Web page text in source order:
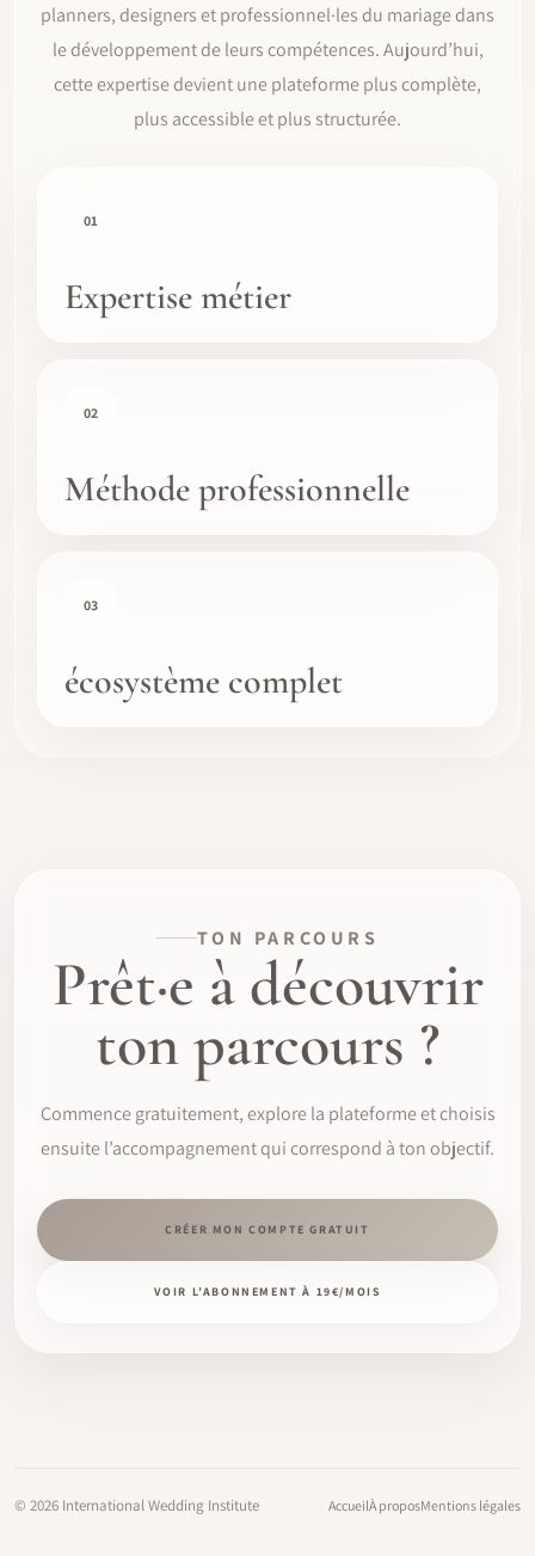
planners, designers et professionnel·les du mariage dans
le développement de leurs compétences. Aujourd’hui,
cette expertise devient une plateforme plus complète,
plus accessible et plus structurée.
01
Expertise métier
02
Méthode professionnelle
03
écosystème complet
TON PARCOURS
Prêt·e à découvrir
ton parcours ?
Commence gratuitement, explore la plateforme et choisis
ensuite l’accompagnement qui correspond à ton objectif.
CRÉER MON COMPTE GRATUIT
VOIR L’ABONNEMENT À 19€/MOIS
© 2026 International Wedding Institute AccueilÀ proposMentions légales